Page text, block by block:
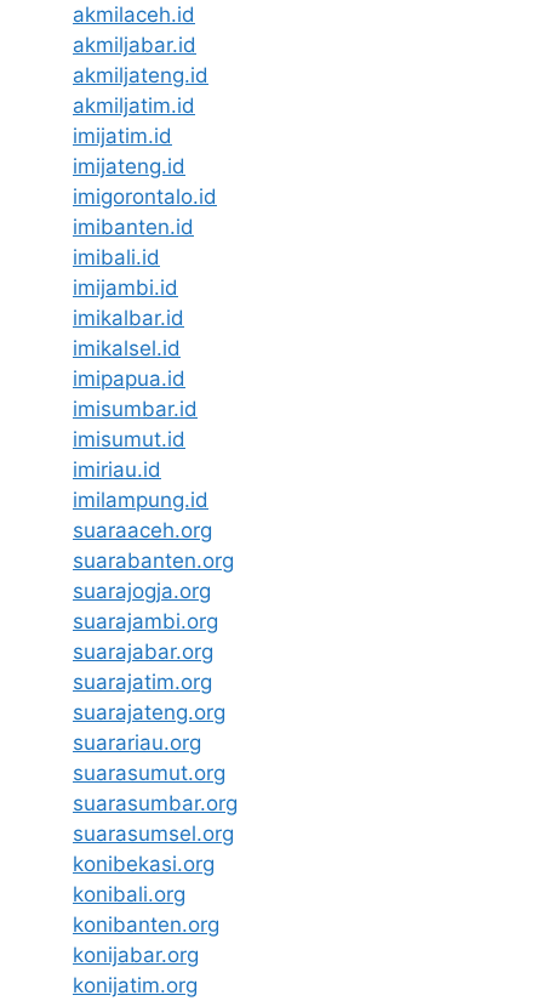
akmilaceh.id
akmiljabar.id
akmiljateng.id
akmiljatim.id
imijatim.id
imijateng.id
imigorontalo.id
imibanten.id
imibali.id
imijambi.id
imikalbar.id
imikalsel.id
imipapua.id
imisumbar.id
imisumut.id
imiriau.id
imilampung.id
suaraaceh.org
suarabanten.org
suarajogja.org
suarajambi.org
suarajabar.org
suarajatim.org
suarajateng.org
suarariau.org
suarasumut.org
suarasumbar.org
suarasumsel.org
konibekasi.org
konibali.org
konibanten.org
konijabar.org
konijatim.org